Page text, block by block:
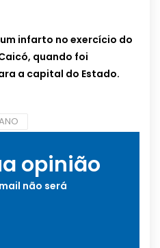
infarto no exercício do
quando foi
a capital do Estado.
opinião
não será